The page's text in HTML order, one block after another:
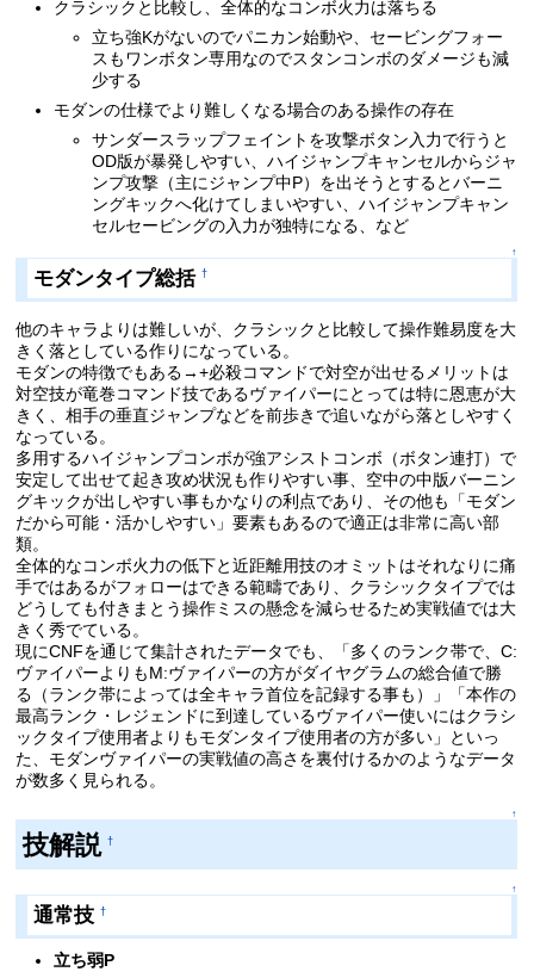
クラシックと比較し、全体的なコンボ火力は落ちる
立ち強Kがないのでパニカン始動や、セービングフォー
スもワンボタン専用なのでスタンコンボのダメージも減
少する
モダンの仕様でより難しくなる場合のある操作の存在
サンダースラップフェイントを攻撃ボタン入力で行うと
OD版が暴発しやすい、ハイジャンプキャンセルからジャ
ンプ攻撃（主にジャンプ中P）を出そうとするとバーニ
ングキックへ化けてしまいやすい、ハイジャンプキャン
セルセービングの入力が独特になる、など
↑
モダンタイプ総括 †
他のキャラよりは難しいが、クラシックと比較して操作難易度を大
きく落としている作りになっている。
モダンの特徴でもある→+必殺コマンドで対空が出せるメリットは
対空技が竜巻コマンド技であるヴァイパーにとっては特に恩恵が大
きく、相手の垂直ジャンプなどを前歩きで追いながら落としやすく
なっている。
多用するハイジャンプコンボが強アシストコンボ（ボタン連打）で
安定して出せて起き攻め状況も作りやすい事、空中の中版バーニン
グキックが出しやすい事もかなりの利点であり、その他も「モダン
だから可能・活かしやすい」要素もあるので適正は非常に高い部
類。
全体的なコンボ火力の低下と近距離用技のオミットはそれなりに痛
手ではあるがフォローはできる範疇であり、クラシックタイプでは
どうしても付きまとう操作ミスの懸念を減らせるため実戦値では大
きく秀でている。
現にCNFを通じて集計されたデータでも、「多くのランク帯で、C:
ヴァイパーよりもM:ヴァイパーの方がダイヤグラムの総合値で勝
る（ランク帯によっては全キャラ首位を記録する事も）」「本作の
最高ランク・レジェンドに到達しているヴァイパー使いにはクラシ
ックタイプ使用者よりもモダンタイプ使用者の方が多い」といっ
た、モダンヴァイパーの実戦値の高さを裏付けるかのようなデータ
が数多く見られる。
↑
技解説 †
↑
通常技 †
立ち弱P